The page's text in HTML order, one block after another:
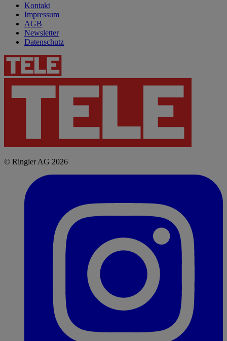
Kontakt
Impressum
AGB
Newsletter
Datenschutz
© Ringier AG 2026